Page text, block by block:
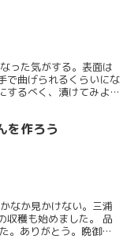
った気がする。表面は
で曲げられるくらいにな
するべく、漬けてみよ
を作ろう
なか見かけない。三浦
収穫も始めました。 品
。ありがとう。晩御飯